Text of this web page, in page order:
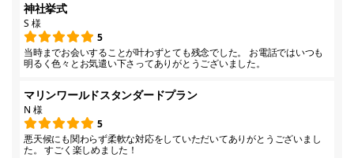
神社挙式
S 様
5
当時までお会いすることが叶わずとても残念でした。 お電話ではいつも
明るく色々とお気遣い下さってありがとうございました。
マリンワールドスタンダードプラン
N 様
5
悪天候にも関わらず柔軟な対応をしていただいてありがとうございまし
た。 すごく楽しめました！